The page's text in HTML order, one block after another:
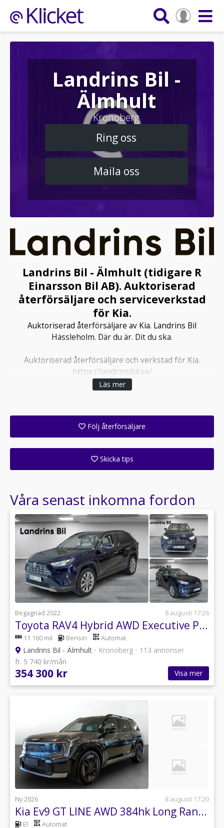
Landrins Bil -
Älmhult
Kronoberg
Ring oss
Maila oss
Landrins Bil - Älmhult (tidigare R
Einarsson Bil AB). Auktoriserad
återförsäljare och serviceverkstad
för Kia.
Auktoriserad återförsäljare av Kia. Landrins Bil
Hässleholm. Där du är. Dit du ska.
Auktoriserad återförsäljare och verkstad för Kia.
https://landrinsbil.se/
Läs mer
Följ återförsäljare
Skicka tips
Våra senast inkomna fordon
Begagnad 2022 8 augusti 17:26
Toyota RAV4 Hybrid AWD Executive Premium *Vinterhjul*Dragkrok*
11 160 mil Bensin Automat
Landrins Bil - Älmhult • Kronoberg • 113 annonser
fr. 5 740 kr/mån
354 300 kr Visa mer
Ny 2026 8 augusti 17:20
Kia Ev9 GT LINE AWD 384hk Long Range 7-sits
El Automat